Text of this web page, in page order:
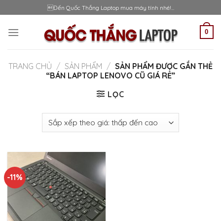
to
content
Đến Quốc Thắng Laptop mua máy tính nhé!...
0
TRANG CHỦ / SẢN PHẨM / SẢN PHẨM ĐƯỢC GẮN THẺ
“BÁN LAPTOP LENOVO CŨ GIÁ RẺ”
LỌC
-11%